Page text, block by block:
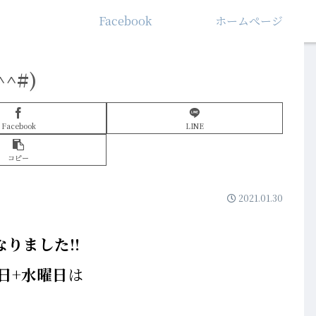
Facebook ホームぺージ
Facebook LINE
コピー
2021.01.30
りました!!
+水曜日は